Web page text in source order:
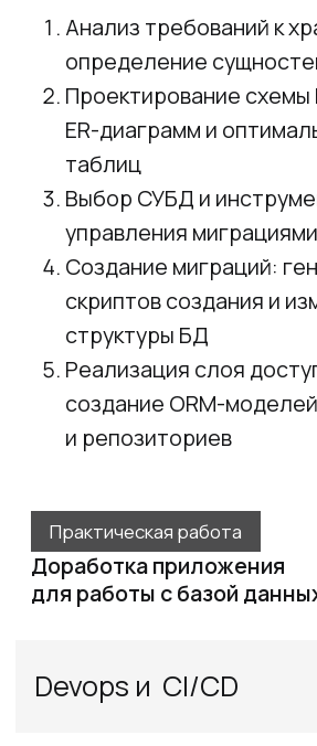
Александр Кожин
AI Tech Lead, Full-Stack AI Developer
Архитектор AI-систем в AIRnD.ru
Со-основатель LLMStart.ru
Специаилизируется на AI-driven
Full-stack и full-cycle эксперт
призёр LLM-coding challenge 2025
23 года в разработке, 5+ production
Стоимость